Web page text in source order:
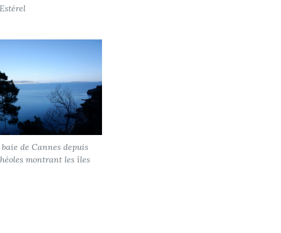
de Cannes depuis
montrant les îles